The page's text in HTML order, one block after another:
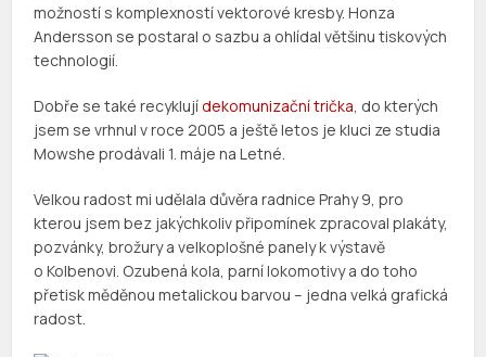
možností s komplexností vektorové kresby. Honza
Andersson se postaral o sazbu a ohlídal většinu tiskových
technologií.
Dobře se také recyklujídekomunizační trička, do kterých
jsem se vrhnul v roce 2005 a ještě letos je kluci ze studia
Mowshe prodávali 1. máje na Letné.
Velkou radost mi udělala důvěra radnice Prahy 9, pro
kterou jsem bez jakýchkoliv připomínek zpracoval plakáty,
pozvánky, brožury a velkoplošné panely k výstavě
o Kolbenovi. Ozubená kola, parní lokomotivy a do toho
přetisk měděnou metalickou barvou – jedna velká grafická
radost.